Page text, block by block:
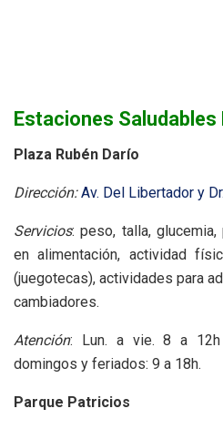
Estaciones Saludables
Plaza Rubén Darío
Dirección: Av. Del Libertador y
Servicios: peso, talla,
en alimentación, actividad
(juegotecas), actividades para
cambiadores.
Atención: Lun. a vie. 8 a
domingos y feriados: 9 a 18h.
Parque Patricios